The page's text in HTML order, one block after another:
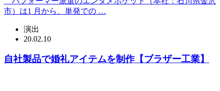
市）は1 月から、単発での …
演出
20.02.10
自社製品で婚礼アイテムを制作【ブラザー工業】